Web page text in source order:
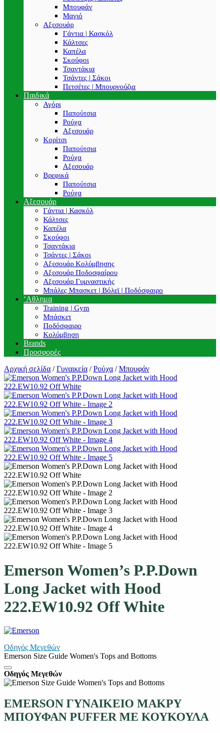
Μπουφάν
Μαγιό
Αξεσουάρ
Γάντια | Κασκόλ
Κάλτσες
Καπέλα
Σκούφοι
Τσαντάκια
Τσάντες | Σάκοι
Πετσέτες | Μπουρνούζια
Παιδικά
Αγόρι
Παπούτσια
Ρούχα
Αξεσουάρ
Κορίτσι
Παπούτσια
Ρούχα
Αξεσουάρ
Βρεφικά
Παπούτσια
Ρούχα
Αξεσουάρ
Γάντια | Κασκόλ
Κάλτσες
Καπέλα
Σκούφοι
Τσαντάκια
Τσάντες | Σάκοι
Αξεσουάρ Κολύμβησης
Αξεσουάρ Ποδοσφαίρου
Αξεσουάρ Γυμναστικής
Μπάλες Μπασκετ | Βόλεϊ | Ποδόσφαιρο
‘Αθλημα
Training | Gym
Μπάσκετ
Ποδόσφαιρο
Κολύμβηση
Brands
Προσφορές
Αρχική σελίδα / Γυναικεία / Ρούχα / Μπουφάν
Emerson Women’s P.P.Down
Long Jacket with Hood
222.EW10.92 Off White
Οδηγός Μεγεθών
Emerson Size Guide Women's Tops and Bottoms
Οδηγός Μεγεθών
EMERSON ΓΥΝΑΙΚΕΙΟ ΜΑΚΡΥ
ΜΠΟΥΦΑΝ PUFFER ΜΕ ΚΟΥΚΟΥΛΑ